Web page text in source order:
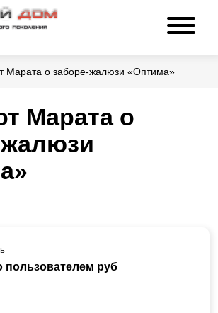
Марата о заборе-жалюзи «Оптима»
Марата о
пользователем руб